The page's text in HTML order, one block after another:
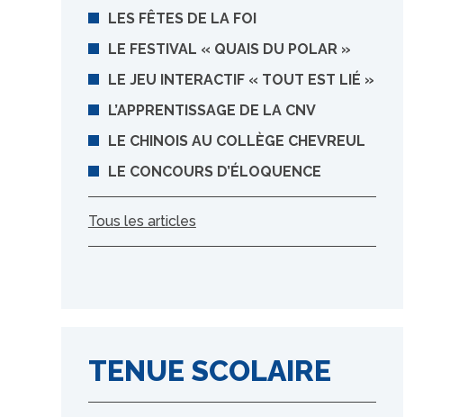
LES FÊTES DE LA FOI
LE FESTIVAL « QUAIS DU POLAR »
LE JEU INTERACTIF « TOUT EST LIÉ »
L’APPRENTISSAGE DE LA CNV
LE CHINOIS AU COLLÈGE CHEVREUL
LE CONCOURS D’ÉLOQUENCE
Tous les articles
TENUE SCOLAIRE